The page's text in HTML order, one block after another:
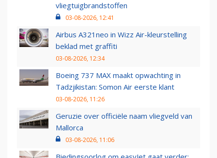
vliegtuigbrandstoffen
03-08-2026, 12:41
Airbus A321neo in Wizz Air-kleurstelling
beklad met graffiti
03-08-2026, 12:34
Boeing 737 MAX maakt opwachting in
Tadzjikistan: Somon Air eerste klant
03-08-2026, 11:26
Geruzie over officiële naam vliegveld van
Mallorca
03-08-2026, 11:06